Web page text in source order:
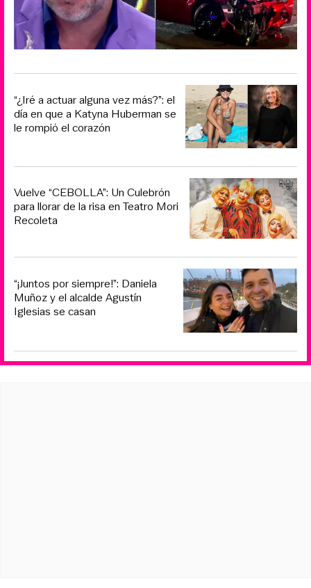
“¿Iré a actuar alguna vez más?”: el
día en que a Katyna Huberman se
le rompió el corazón
Vuelve “CEBOLLA”: Un Culebrón
para llorar de la risa en Teatro Mori
Recoleta
“¡Juntos por siempre!”: Daniela
Muñoz y el alcalde Agustín
Iglesias se casan